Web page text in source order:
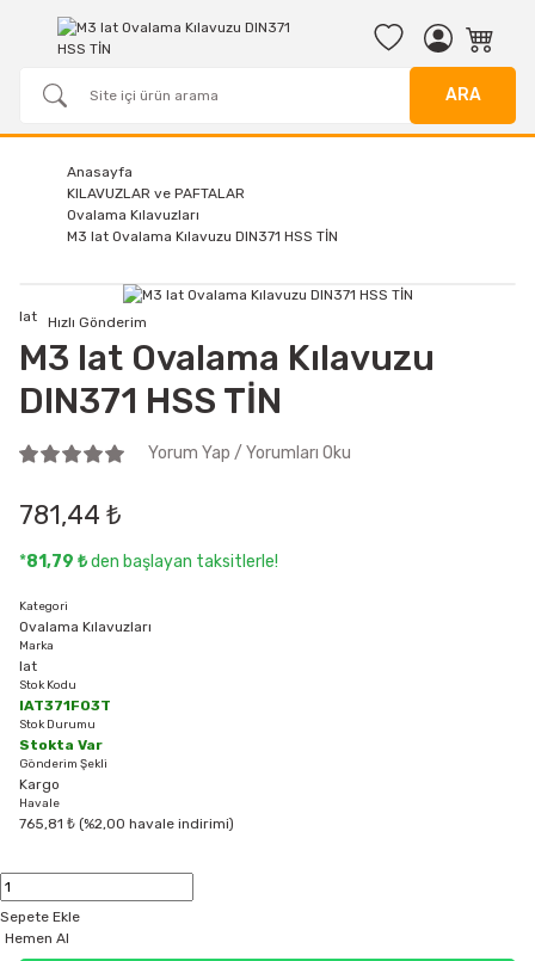
ARA
Anasayfa
KILAVUZLAR ve PAFTALAR
Ovalama Kılavuzları
M3 Iat Ovalama Kılavuzu DIN371 HSS TİN
Hızlı Gönderim
Iat
M3 Iat Ovalama Kılavuzu
DIN371 HSS TİN
Yorum Yap / Yorumları Oku
781,44 ₺
*81,79 ₺den başlayan taksitlerle!
Kategori
Ovalama Kılavuzları
Marka
Iat
Stok Kodu
IAT371F03T
Stok Durumu
Stokta Var
Gönderim Şekli
Kargo
Havale
765,81 ₺ (%2,00 havale indirimi)
Sepete Ekle
Hemen Al